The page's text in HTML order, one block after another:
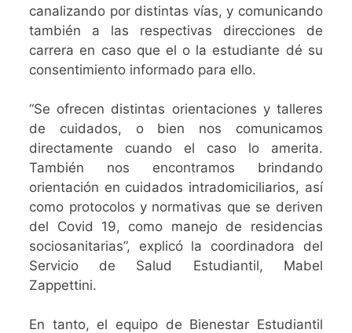
canalizando por distintas vías, y comunicando
también a las respectivas direcciones de
carrera en caso que el o la estudiante dé su
consentimiento informado para ello.
“Se ofrecen distintas orientaciones y talleres
de cuidados, o bien nos comunicamos
directamente cuando el caso lo amerita.
También nos encontramos brindando
orientación en cuidados intradomiciliarios, así
como protocolos y normativas que se deriven
del Covid 19, como manejo de residencias
sociosanitarias”, explicó la coordinadora del
Servicio de Salud Estudiantil, Mabel
Zappettini.
En tanto, el equipo de Bienestar Estudiantil